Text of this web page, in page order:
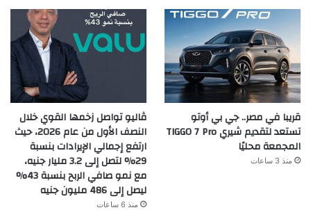
قريبا في مصر.. جي بي أوتو
تستعد لتقديم شيري TIGGO 7 Pro
المجمعة محليًا
منذ 3 ساعات
ڤاليو تواصل زخمها القوي خلال
النصف الأول من عام 2026، حيث
ارتفع إجمالي الإيرادات بنسبة
29% لتصل إلى 3.2 مليار جنيه،
مع نمو صافي الربح بنسبة 43%
ليصل إلى 486 مليون جنيه
منذ 6 ساعات